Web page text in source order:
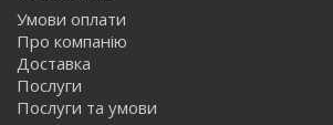
Умови оплати
Про компанію
Доставка
Послуги
Послуги та умови